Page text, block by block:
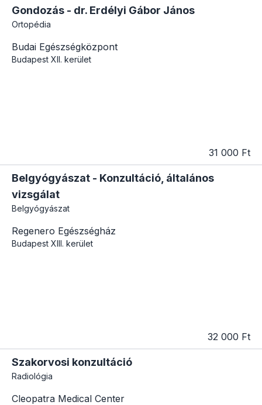
Gondozás - dr. Erdélyi Gábor János
Ortopédia
Budai Egészségközpont
Budapest XII. kerület
31 000 Ft
Belgyógyászat - Konzultáció, általános
vizsgálat
Belgyógyászat
Regenero Egészségház
Budapest XIII. kerület
32 000 Ft
Szakorvosi konzultáció
Radiológia
Cleopatra Medical Center